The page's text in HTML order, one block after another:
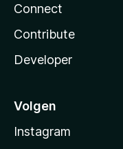
Connect
Contribute
Developer
Volgen
Instagram